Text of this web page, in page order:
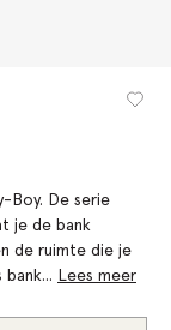
Boy. De serie
je de bank
de ruimte die je
Lees meer